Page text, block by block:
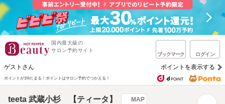
国内最大級の
サロン予約サイト
ブックマーク ログイン
ゲストさん ポイントを表示する
ポイントが1%たまる！ ポイントはサロン予約でつかえる！
teeta 武蔵小杉 【ティータ】 MAP